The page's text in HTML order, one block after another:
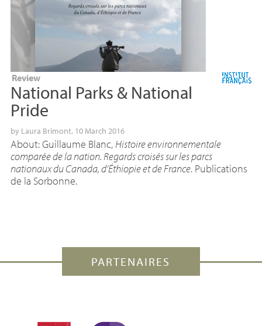
Review
National Parks & National
Pride
by Laura Brimont, 10 March 2016
About: Guillaume Blanc,Histoire environnementale
comparée de la nation. Regards croisés sur les parcs
nationaux du Canada, d’Éthiopie et de France. Publications
de la Sorbonne.
PARTENAIRES